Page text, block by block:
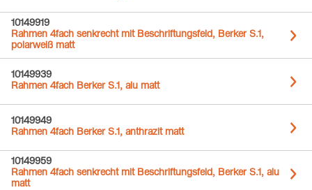
10149919
Rahmen 4fach senkrecht mit Beschriftungsfeld, Berker S.1,
polarweiß matt
10149939
Rahmen 4fach Berker S.1, alu matt
10149949
Rahmen 4fach Berker S.1, anthrazit matt
10149959
Rahmen 4fach senkrecht mit Beschriftungsfeld, Berker S.1, alu
matt